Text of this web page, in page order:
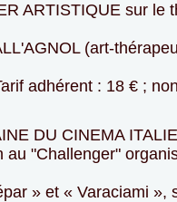
ARTISTIQUE sur le
(art-
adhérent : 18 € ;
DU CINEMA
au "Challenger"
» et « Varaciami »,